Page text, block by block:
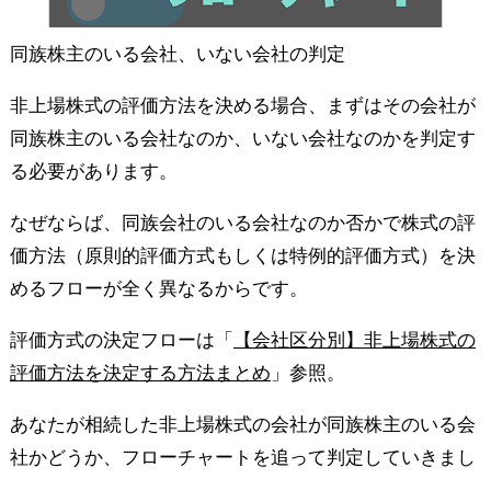
同族株主のいる会社、いない会社の判定
非上場株式の評価方法を決める場合、まずはその会社が
同族株主のいる会社なのか、いない会社なのかを判定す
る必要があります。
なぜならば、同族会社のいる会社なのか否かで株式の評
価方法（原則的評価方式もしくは特例的評価方式）を決
めるフローが全く異なるからです。
評価方式の決定フローは「
【会社区分別】非上場株式の
評価方法を決定する方法まとめ 」参照。
あなたが相続した非上場株式の会社が同族株主のいる会
社かどうか、フローチャートを追って判定していきまし